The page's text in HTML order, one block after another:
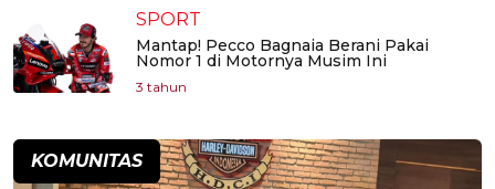
SPORT
Mantap! Pecco Bagnaia Berani Pakai
Nomor 1 di Motornya Musim Ini
3 tahun
KOMUNITAS